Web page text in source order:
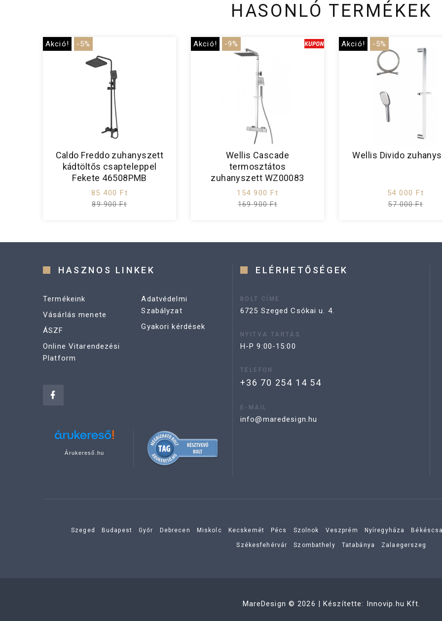
HASONLÓ TERMÉKEK
Akció! -5%
Caldo Freddo zuhanyszett
kádtöltős csapteleppel
Fekete 46508PMB
85 400 Ft
89 900 Ft
Akció! -9%
Wellis Cascade
termosztátos
zuhanyszett WZ00083
154 900 Ft
169 900 Ft
Akció! -5%
Wellis Divido
54 000 Ft
57 000 Ft
HASZNOS LINKEK
Termékeink
Vásárlás menete
ÁSZF
Online Vitarendezési
Platform
Adatvédelmi
Szabályzat
Gyakori kérdések
Árukereső.hu
ELÉRHETŐSÉGEK
BOLT CÍME
6725 Szeged Csókai u. 4.
NYITVA TARTÁS
H-P 9:00-15:00
TELEFON
+36 70 254 14 54
E-MAIL
info@maredesign.hu
Szeged Budapest Győr Debrecen Miskolc Kecskemét Pécs Szolnok Veszprém Nyíregyháza
Székesfehérvár Szombathely Tatabánya Zalaegerszeg
MareDesign ©2026 | Készítette: Innovip.hu Kft.